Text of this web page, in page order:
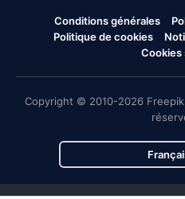
Conditions générales
Politique de cookies
Cookies
Copyright © 2010-2026